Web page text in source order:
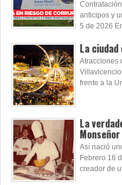
anticipos y
5 de 2026
La
Atracciones
frente a la
La
Monseñor
Así nació
Febrero 16
creador de